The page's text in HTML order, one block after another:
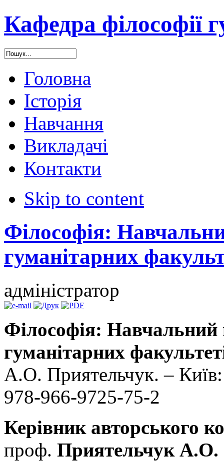
Кафедра філософії
Головна
Історія
Навчання
Викладачі
Контакти
Skip to content
Філософія:
гуманітарних
адміністратор
Філософія: Навчальний
гуманітарних
А.О. Приятельчук. –
978-966-9725-75-2
Керівник авторського
проф. Приятельчук А.О.